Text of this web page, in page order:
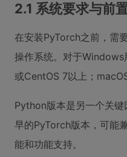
2.1 系统要求与前
在安装PyTorch之前，需
操作系统。对于
或CentOS 7以上；
Python版本是另一个关
早的PyTorch版本，可能
能和功能支持。